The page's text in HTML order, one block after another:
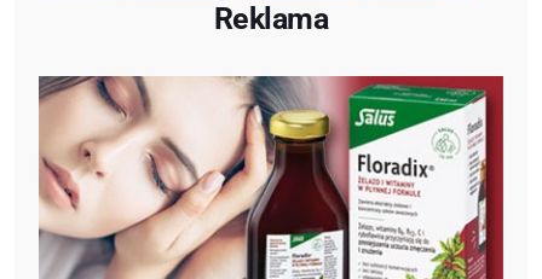
Reklama